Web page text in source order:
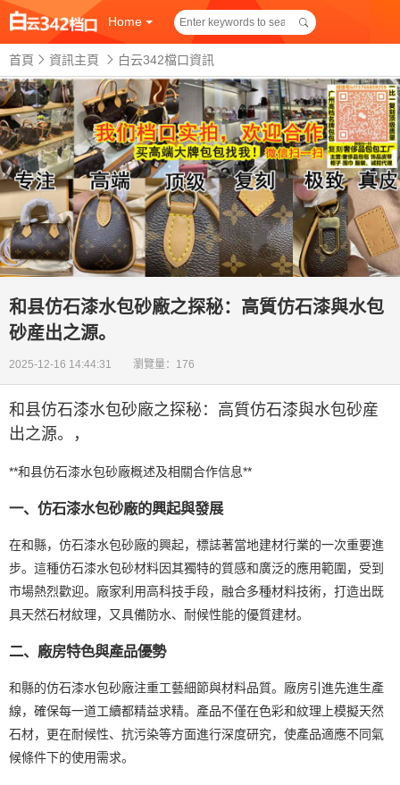
Home
首頁 資訊主頁 白云342檔口資訊
和县仿石漆水包砂廠之探秘：高質仿石漆與水包
砂産出之源。
2025-12-16 14:44:31 瀏覽量：176
和县仿石漆水包砂廠之探秘：高質仿石漆與水包砂産
出之源。
，
**和县仿石漆水包砂廠概述及相關合作信息**
一、仿石漆水包砂廠的興起與發展
在和縣，仿石漆水包砂廠的興起，標誌著當地建材行業的一次重要進
步。這種仿石漆水包砂材料因其獨特的質感和廣泛的應用範圍，受到
市場熱烈歡迎。廠家利用高科技手段，融合多種材料技術，打造出既
具天然石材紋理，又具備防水、耐候性能的優質建材。
二、廠房特色與產品優勢
和縣的仿石漆水包砂廠注重工藝細節與材料品質。廠房引進先進生產
線，確保每一道工續都精益求精。產品不僅在色彩和紋理上模擬天然
石材，更在耐候性、抗污染等方面進行深度研究，使產品適應不同氣
候條件下的使用需求。